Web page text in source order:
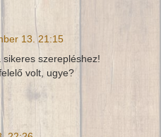
13. 21:15
szerepléshez!
volt, ugye?